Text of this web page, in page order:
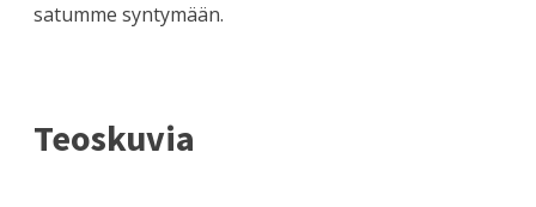
satumme syntymään.
Teoskuvia